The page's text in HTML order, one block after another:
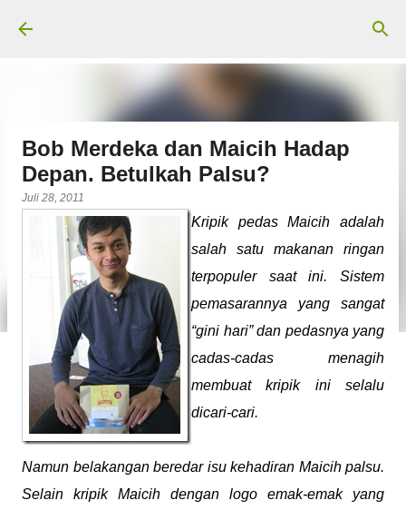
Bob Merdeka dan Maicih Hadap
Depan. Betulkah Palsu?
Juli 28, 2011
Kripik pedas Maicih adalah
salah satu makanan ringan
terpopuler saat ini. Sistem
pemasarannya yang sangat
“gini hari” dan pedasnya yang
cadas-cadas menagih
membuat kripik ini selalu
dicari-cari.
Namun belakangan beredar isu kehadiran Maicih palsu.
Selain kripik Maicih dengan logo emak-emak yang